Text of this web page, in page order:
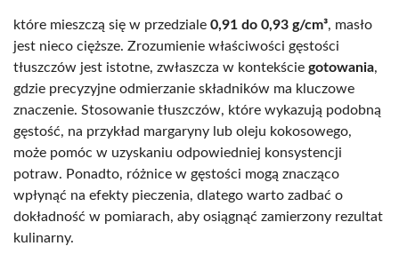
które mieszczą się w przedziale 0,91 do 0,93 g/cm³, masło
jest nieco cięższe. Zrozumienie właściwości gęstości
tłuszczów jest istotne, zwłaszcza w kontekście gotowania,
gdzie precyzyjne odmierzanie składników ma kluczowe
znaczenie. Stosowanie tłuszczów, które wykazują podobną
gęstość, na przykład margaryny lub oleju kokosowego,
może pomóc w uzyskaniu odpowiedniej konsystencji
potraw. Ponadto, różnice w gęstości mogą znacząco
wpłynąć na efekty pieczenia, dlatego warto zadbać o
dokładność w pomiarach, aby osiągnąć zamierzony rezultat
kulinarny.